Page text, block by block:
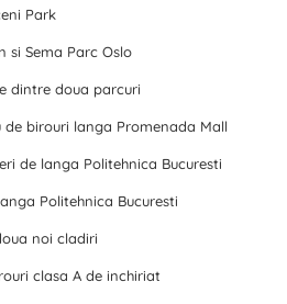
Park
si Sema Parc Oslo
dintre doua parcuri
de birouri langa Promenada Mall
de langa Politehnica Bucuresti
Politehnica Bucuresti
noi cladiri
clasa A de inchiriat